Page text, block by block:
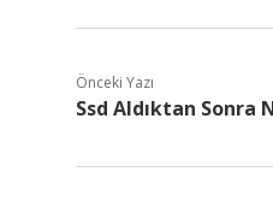
Önceki Yazı
Ssd Aldıktan Sonra